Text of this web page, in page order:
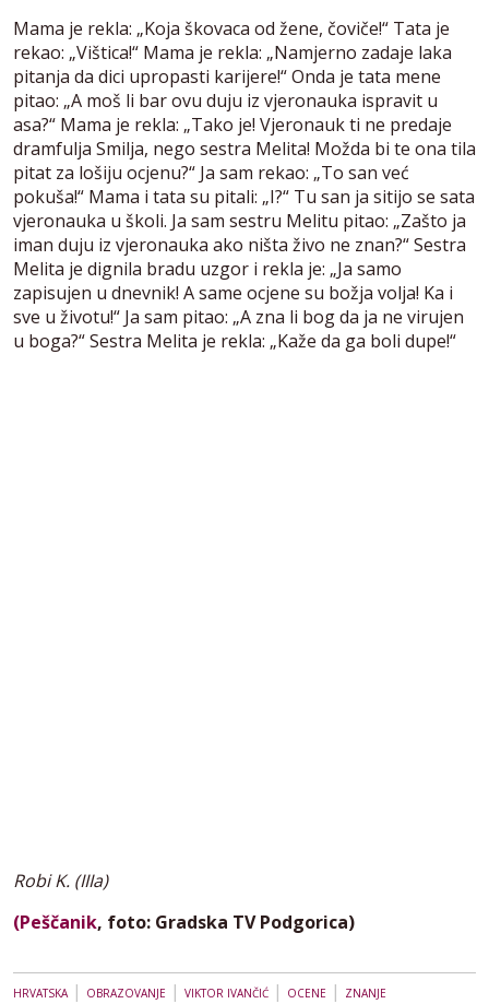
Mama je rekla: „Koja škovaca od žene, čoviče!“ Tata je
rekao: „Vištica!“ Mama je rekla: „Namjerno zadaje laka
pitanja da dici upropasti karijere!“ Onda je tata mene
pitao: „A moš li bar ovu duju iz vjeronauka ispravit u
asa?“ Mama je rekla: „Tako je! Vjeronauk ti ne predaje
dramfulja Smilja, nego sestra Melita! Možda bi te ona tila
pitat za lošiju ocjenu?“ Ja sam rekao: „To san već
pokuša!“ Mama i tata su pitali: „I?“ Tu san ja sitijo se sata
vjeronauka u školi. Ja sam sestru Melitu pitao: „Zašto ja
iman duju iz vjeronauka ako ništa živo ne znan?“ Sestra
Melita je dignila bradu uzgor i rekla je: „Ja samo
zapisujen u dnevnik! Asame ocjene su božja volja! Ka i
sve u životu!“ Ja sam pitao: „A zna li bog da ja ne virujen
u boga?“ Sestra Melita je rekla: „Kaže da ga boli dupe!“
Robi K. (IIIa)
(Peščanik, foto: Gradska TV Podgorica)
HRVATSKA| OBRAZOVANJE | VIKTOR IVANČIĆ | OCENE | ZNANJE